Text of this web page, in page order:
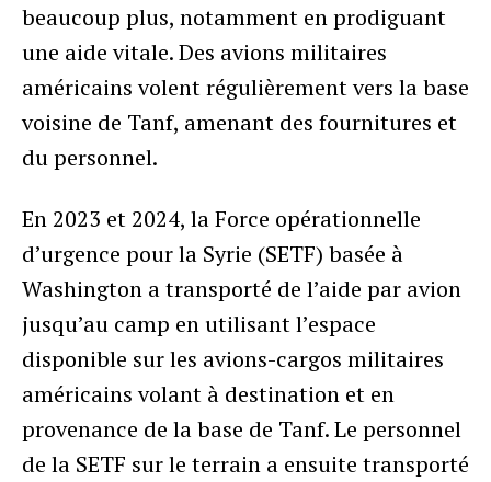
beaucoup plus, notamment en prodiguant
une aide vitale. Des avions militaires
américains volent régulièrement vers la base
voisine de Tanf, amenant des fournitures et
du personnel.
En 2023 et 2024, la Force opérationnelle
d’urgence pour la Syrie (SETF) basée à
Washington a transporté de l’aide par avion
jusqu’au camp en utilisant l’espace
disponible sur les avions-cargos militaires
américains volant à destination et en
provenance de la base de Tanf. Le personnel
de la SETF sur le terrain a ensuite transporté